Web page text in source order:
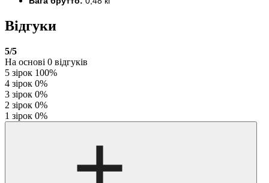
Відгуки
5/5
На основі 0 відгуків
5 зірок 100%
4 зірок 0%
3 зірок 0%
2 зірок 0%
1 зірок 0%